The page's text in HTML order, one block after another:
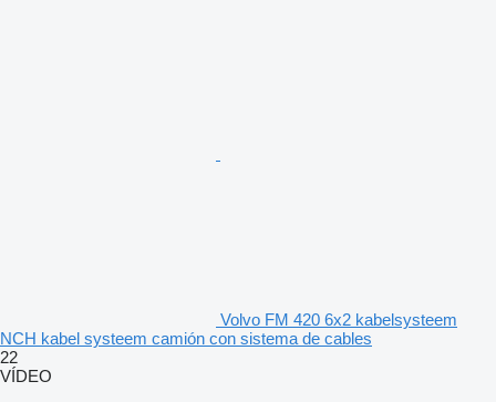
Volvo FM 420 6x2 kabelsysteem
NCH kabel systeem camión con sistema de cables
22
VÍDEO